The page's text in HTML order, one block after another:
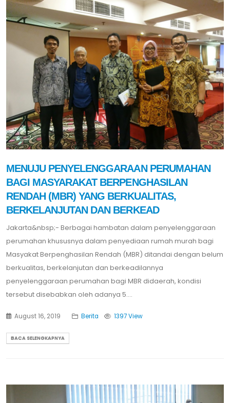
MENUJU PENYELENGGARAAN PERUMAHAN
BAGI MASYARAKAT BERPENGHASILAN
RENDAH (MBR) YANG BERKUALITAS,
BERKELANJUTAN DAN BERKEAD
Jakarta&nbsp;- Berbagai hambatan dalam penyelenggaraan
perumahan khususnya dalam penyediaan rumah murah bagi
Masyakat Berpenghasilan Rendah (MBR) ditandai dengan belum
berkualitas, berkelanjutan dan berkeadilannya
penyelenggaraan perumahan bagi MBR didaerah, kondisi
tersebut disebabkan oleh adanya 5....
August 16, 2019 Berita 1397 View
BACA SELENGKAPNYA